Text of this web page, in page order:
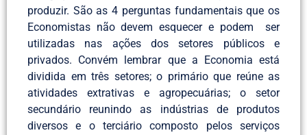
produzir. São as 4 perguntas fundamentais que os
Economistas não devem esquecer e podem ser
utilizadas nas ações dos setores públicos e
privados. Convém lembrar que a Economia está
dividida em três setores; o primário que reúne as
atividades extrativas e agropecuárias; o setor
secundário reunindo as indústrias de produtos
diversos e o terciário composto pelos serviços